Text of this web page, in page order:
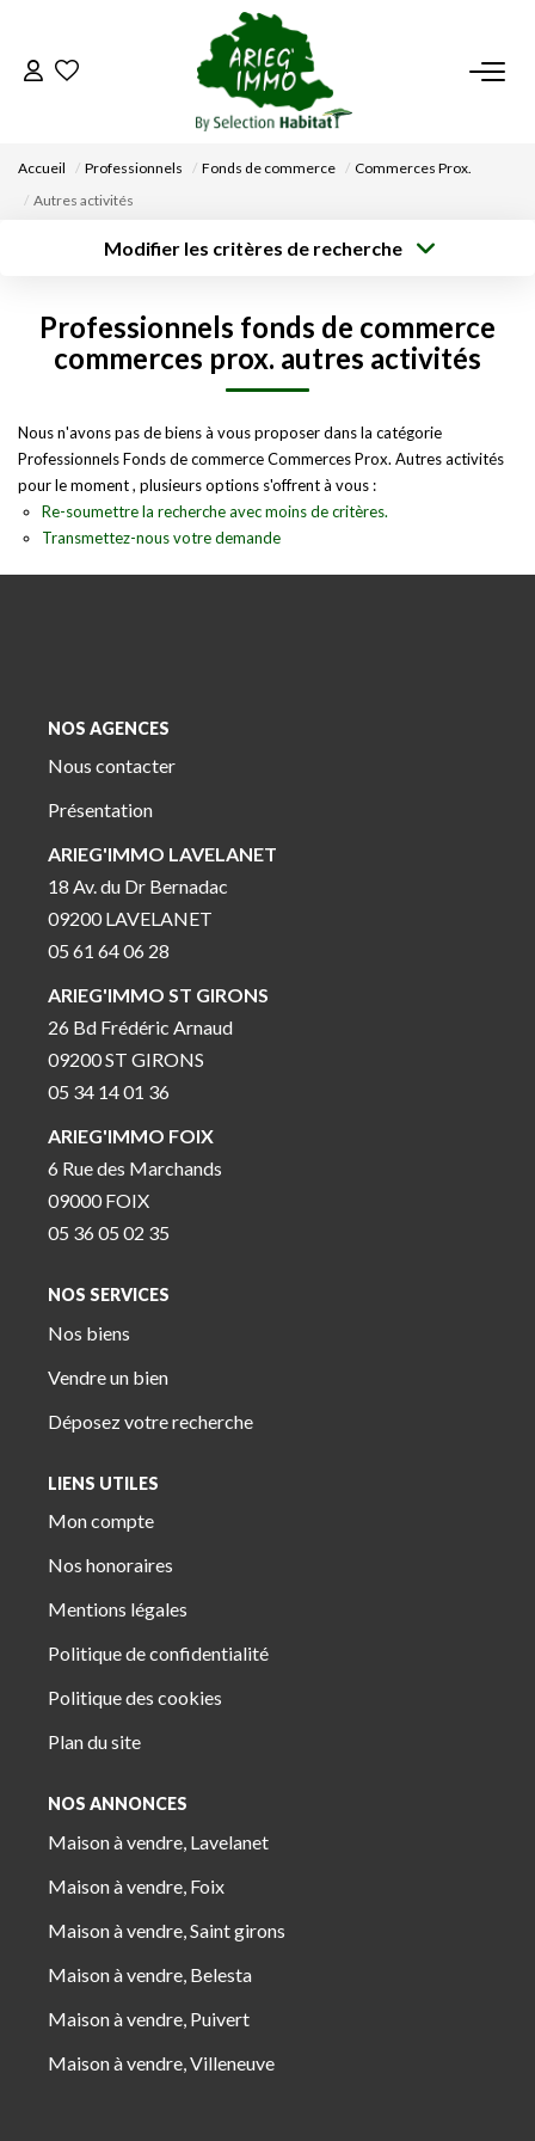
ACCUEIL
VENDRE UN BIEN
DÉPOSEZ VOTRE RECHERCHE
CONTACT
EN
Accueil Professionnels Fonds de commerce
Commerces Prox.
Autres activités
Modifier les critères de recherche
Type de bien
Surface min
Budget max
Professionnels fonds de commerce
commerces prox. autres activités
Nous n'avons pas de biens à vous proposer dans la catégorie
Professionnels Fonds de commerce Commerces Prox. Autres activités
pour le moment , plusieurs options s'offrent à vous :
Re-soumettre la recherche avec moins de critères.
Transmettez-nous votre demande
NOS AGENCES
Nous contacter
Présentation
ARIEG'IMMO LAVELANET
18 Av. du Dr Bernadac
09200 LAVELANET
05 61 64 06 28
ARIEG'IMMO ST GIRONS
26 Bd Frédéric Arnaud
09200 ST GIRONS
05 34 14 01 36
ARIEG'IMMO FOIX
6 Rue des Marchands
09000 FOIX
05 36 05 02 35
NOS SERVICES
Nos biens
Vendre un bien
Déposez votre recherche
LIENS UTILES
Mon compte
Nos honoraires
Mentions légales
Politique de confidentialité
Politique des cookies
Plan du site
NOS ANNONCES
Maison à vendre, Lavelanet
Maison à vendre, Foix
Maison à vendre, Saint girons
Maison à vendre, Belesta
Maison à vendre, Puivert
Maison à vendre, Villeneuve